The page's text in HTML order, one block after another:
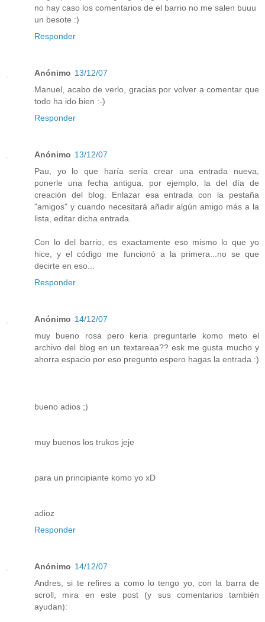
no hay caso los comentarios de el barrio no me salen buuu
un besote :)
Responder
Anónimo 13/12/07
Manuel, acabo de verlo, gracias por volver a comentar que
todo ha ido bien :-)
Responder
Anónimo 13/12/07
Pau, yo lo que haría sería crear una entrada nueva,
ponerle una fecha antigua, por ejemplo, la del día de
creación del blog. Enlazar esa entrada con la pestaña
"amigos" y cuando necesitará añadir algún amigo más a la
lista, editar dicha entrada.
Con lo del barrio, es exactamente eso mismo lo que yo
hice, y el código me funcionó a la primera...no se que
decirte en eso...
Responder
Anónimo 14/12/07
muy bueno rosa pero keria preguntarle komo meto el
archivo del blog en un textareaa?? esk me gusta mucho y
ahorra espacio por eso pregunto espero hagas la entrada :)
bueno adios ;)
muy buenos los trukos jeje
para un principiante komo yo xD
adioz
Responder
Anónimo 14/12/07
Andres, si te refires a como lo tengo yo, con la barra de
scroll, mira en este post (y sus comentarios también
ayudan):